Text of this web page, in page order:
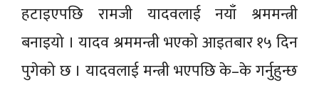
हटाइएपछि रामजी यादवलाई नयाँ श्रममन्त्री
बनाइयो । यादव श्रममन्त्री भएको आइतबार १५ दिन
पुगेको छ । यादवलाई मन्त्री भएपछि के–के गर्नुहुन्छ